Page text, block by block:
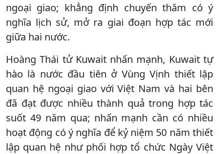
ngoại giao; khẳng định chuyến thăm có ý
nghĩa lịch sử, mở ra giai đoạn hợp tác mới
giữa hai nước.
Hoàng Thái tử Kuwait nhấn mạnh, Kuwait tự
hào là nước đầu tiên ở Vùng Vịnh thiết lập
quan hệ ngoại giao với Việt Nam và hai bên
đã đạt được nhiều thành quả trong hợp tác
suốt 49 năm qua; nhấn mạnh cần có nhiều
hoạt động có ý nghĩa để kỷ niệm 50 năm thiết
lập quan hệ như phối hợp tổ chức Ngày Việt